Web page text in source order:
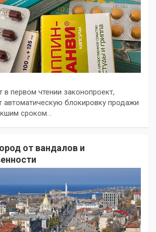
в первом чтении законопроект,
автоматическую блокировку продажи
сроком…
от вандалов и